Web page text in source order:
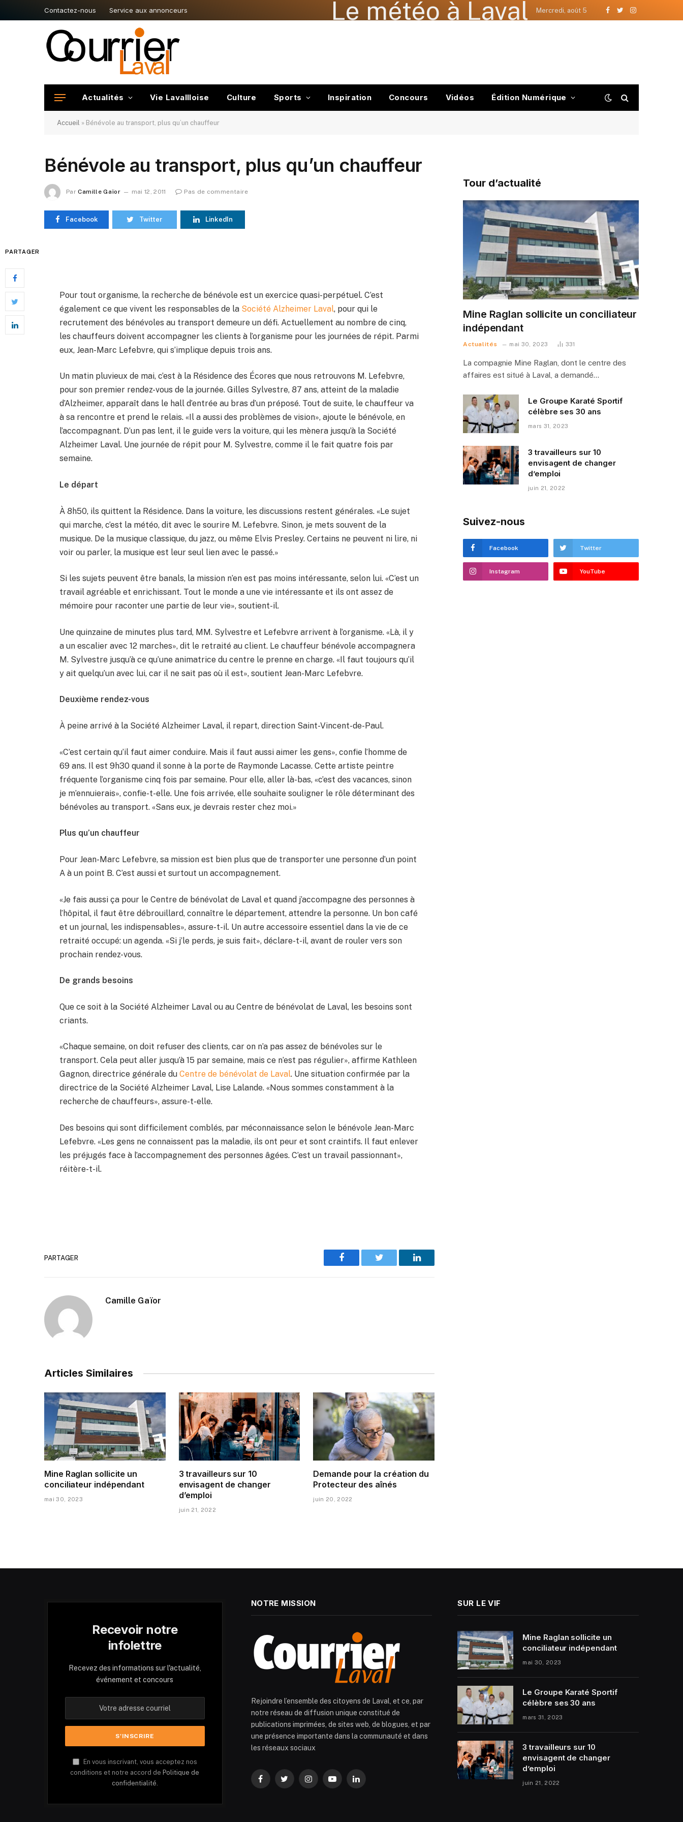
Contactez-nous Service aux annonceurs Le météo à Laval Mercredi, août 5
Facebook
TwitterInstagram
Actualités Vie Lavallloise Culture Sports Inspiration Concours Vidéos Édition Numérique
Accueil » Bénévole au transport, plus qu’un chauffeur
Bénévole au transport, plus qu’un chauffeur
Par Camille Gaïor mai 12, 2011 Pas de commentaire
Facebook Twitter LinkedIn
PARTAGER
Pour tout organisme, la recherche de bénévole est un exercice quasi-perpétuel. C’est
également ce que vivent les responsables de la Société Alzheimer Laval, pour qui le
recrutement des bénévoles au transport demeure un défi. Actuellement au nombre de cinq,
les chauffeurs doivent accompagner les clients à l’organisme pour les journées de répit. Parmi
eux, Jean-Marc Lefebvre, qui s’implique depuis trois ans.
Un matin pluvieux de mai, c’est à la Résidence des Écores que nous retrouvons M. Lefebvre,
pour son premier rendez-vous de la journée. Gilles Sylvestre, 87 ans, atteint de la maladie
d’Alzheimer, apparaît dans le hall d’entrée au bras d’un préposé. Tout de suite, le chauffeur va
à sa rencontre et prend le relais. «Il a aussi des problèmes de vision», ajoute le bénévole, en
l’accompagnant. D’un pas lent, il le guide vers la voiture, qui les mènera jusqu’à la Société
Alzheimer Laval. Une journée de répit pour M. Sylvestre, comme il le fait quatre fois par
semaine.
Le départ
À 8h50, ils quittent la Résidence. Dans la voiture, les discussions restent générales. «Le sujet
qui marche, c’est la météo, dit avec le sourire M. Lefebvre. Sinon, je mets souvent de la
musique. De la musique classique, du jazz, ou même Elvis Presley. Certains ne peuvent ni lire, ni
voir ou parler, la musique est leur seul lien avec le passé.»
Si les sujets peuvent être banals, la mission n’en est pas moins intéressante, selon lui. «C’est un
travail agréable et enrichissant. Tout le monde a une vie intéressante et ils ont assez de
mémoire pour raconter une partie de leur vie», soutient-il.
Une quinzaine de minutes plus tard, MM. Sylvestre et Lefebvre arrivent à l’organisme. «Là, il y
a un escalier avec 12 marches», dit le retraité au client. Le chauffeur bénévole accompagnera
M. Sylvestre jusqu’à ce qu’une animatrice du centre le prenne en charge. «Il faut toujours qu’il
y ait quelqu’un avec lui, car il ne sait pas où il est», soutient Jean-Marc Lefebvre.
Deuxième rendez-vous
À peine arrivé à la Société Alzheimer Laval, il repart, direction Saint-Vincent-de-Paul.
«C’est certain qu’il faut aimer conduire. Mais il faut aussi aimer les gens», confie l’homme de
69 ans. Il est 9h30 quand il sonne à la porte de Raymonde Lacasse. Cette artiste peintre
fréquente l’organisme cinq fois par semaine. Pour elle, aller là-bas, «c’est des vacances, sinon
je m’ennuierais», confie-t-elle. Une fois arrivée, elle souhaite souligner le rôle déterminant des
bénévoles au transport. «Sans eux, je devrais rester chez moi.»
Plus qu’un chauffeur
Pour Jean-Marc Lefebvre, sa mission est bien plus que de transporter une personne d’un point
A à un point B. C’est aussi et surtout un accompagnement.
«Je fais aussi ça pour le Centre de bénévolat de Laval et quand j’accompagne des personnes à
l’hôpital, il faut être débrouillard, connaître le département, attendre la personne. Un bon café
et un journal, les indispensables», assure-t-il. Un autre accessoire essentiel dans la vie de ce
retraité occupé: un agenda. «Si j’le perds, je suis fait», déclare-t-il, avant de rouler vers son
prochain rendez-vous.
De grands besoins
Que ce soit à la Société Alzheimer Laval ou au Centre de bénévolat de Laval, les besoins sont
criants.
«Chaque semaine, on doit refuser des clients, car on n’a pas assez de bénévoles sur le
transport. Cela peut aller jusqu’à 15 par semaine, mais ce n’est pas régulier», affirme Kathleen
Gagnon, directrice générale duCentre de bénévolat de Laval. Une situation confirmée par la
directrice de la Société Alzheimer Laval, Lise Lalande. «Nous sommes constamment à la
recherche de chauffeurs», assure-t-elle.
Des besoins qui sont difficilement comblés, par méconnaissance selon le bénévole Jean-Marc
Lefebvre. «Les gens ne connaissent pas la maladie, ils ont peur et sont craintifs. Il faut enlever
les préjugés face à l’accompagnement des personnes âgées. C’est un travail passionnant»,
réitère-t-il.
PARTAGER
Facebook Twitter LinkedIn
Camille Gaïor
Articles Similaires
Mine Raglan sollicite un
conciliateur indépendant
mai 30, 2023
3 travailleurs sur 10
envisagent de changer
d’emploi
juin 21, 2022
Demande pour la création du
Protecteur des aînés
juin 20, 2022
Tour d’actualité
Mine Raglan sollicite un conciliateur
indépendant
Actualités mai 30, 2023 331
La compagnie Mine Raglan, dont le centre des
affaires est situé à Laval, a demandé…
Le Groupe Karaté Sportif
célèbre ses 30 ans
mars 31, 2023
3 travailleurs sur 10
envisagent de changer
d’emploi
juin 21, 2022
Suivez-nous
Facebook Twitter
Instagram YouTube
Recevoir notre
infolettre
Recevez des informations sur l'actualité,
événement et concours
En vous inscrivant, vous acceptez nos
conditions et notre accord de Politique de
confidentialité.
NOTRE MISSION
Rejoindre l’ensemble des citoyens de Laval, et ce, par
notre réseau de diffusion unique constitué de
publications imprimées, de sites web, de blogues, et par
une présence importante dans la communauté et dans
les réseaux sociaux
FacebookTwitterInstagramYouTubeLinkedIn
SUR LE VIF
Mine Raglan sollicite un
conciliateur indépendant
mai 30, 2023
Le Groupe Karaté Sportif
célèbre ses 30 ans
mars 31, 2023
3 travailleurs sur 10
envisagent de changer
d’emploi
juin 21, 2022